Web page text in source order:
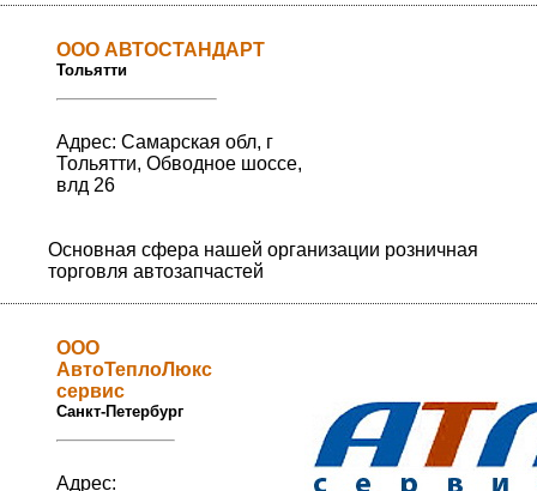
ООО АВТОСТАНДАРТ
Тольятти
Адрес: Самарская обл, г
Тольятти, Обводное шоссе,
влд 26
Основная сфера нашей организации розничная
торговля автозапчастей
ООО
АвтоТеплоЛюкс
сервис
Санкт-Петербург
Адрес: